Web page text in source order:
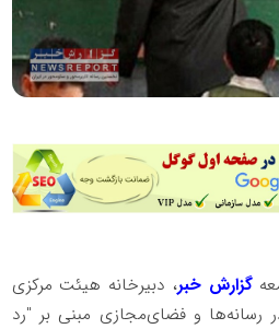
گزارش خبر، ‌دبیرخانه هیئت مرکزی
رسانه‌ها و فضای‌مجازی مبنی بر "‌رد